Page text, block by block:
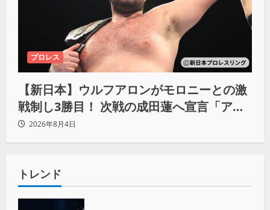
プロレス
【新日本】ウルフアロンがモロニーとの激
戦制し3勝目！ 次戦の成田蓮へ宣言「アイ
ツの王道を俺の王道でぶち壊す」
2026年8月4日
トレンド